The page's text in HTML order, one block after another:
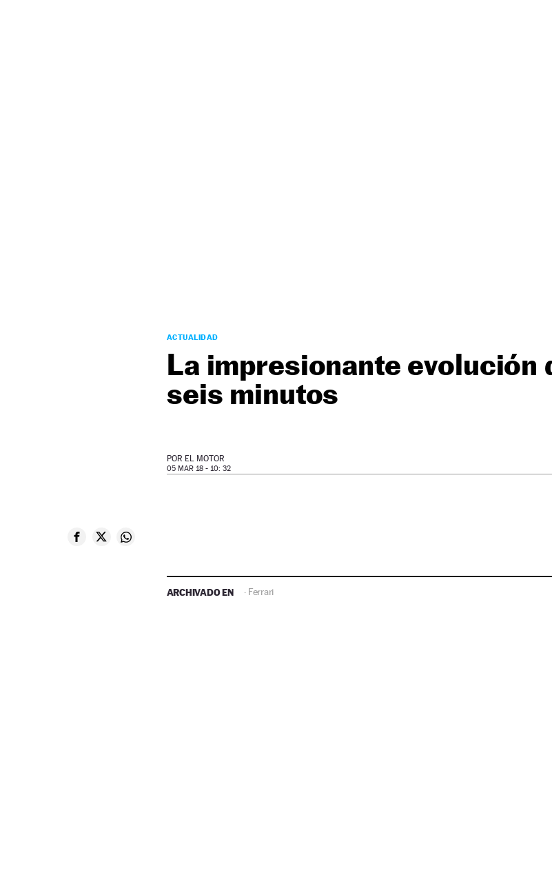
ACTUALIDAD
La impresionante evolución
seis minutos
POR EL MOTOR
05 MAR 18 - 10: 32
ARCHIVADO EN · Ferrari